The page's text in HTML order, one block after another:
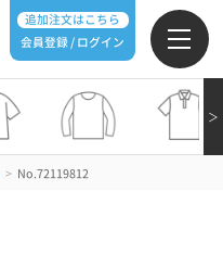
追加注文はこちら
会員登録 / ログイン
＞
> No.72119812